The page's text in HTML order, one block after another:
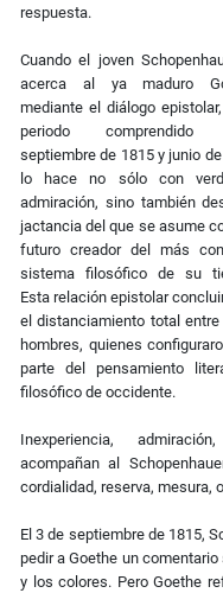
respuesta.
Cuando el joven
acerca al ya maduro
mediante el diálogo
periodo comprendido
septiembre de 1815 y junio de
lo hace no sólo con
admiración, sino también
jactancia del que se asume
futuro creador del más
sistema filosófico de su
Esta relación epistolar
el distanciamiento total entre
hombres, quienes
parte del pensamiento
filosófico de occidente.
Inexperiencia,
acompañan al
cordialidad, reserva, mesura,
El 3 de septiembre de 1815,
pedir a Goethe un
y los colores. Pero Goethe